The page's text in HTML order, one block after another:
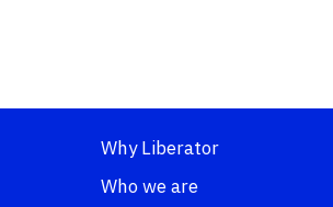
Why Liberator
Who we are